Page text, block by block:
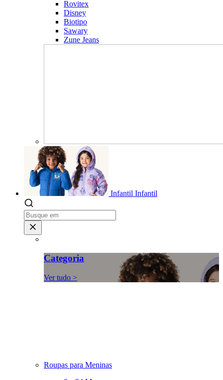
Rovitex
Disney
Biotipo
Sawary
Zune Jeans
Infantil Infantil
Categoria
Ver tudo >
Roupas para Meninas